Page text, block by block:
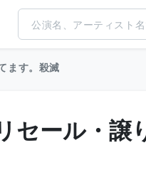
ます。殺滅
セール・譲